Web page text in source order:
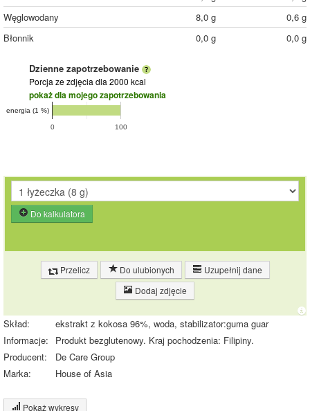
Węglowodany
8,0 g
0,6 g
Błonnik
0,0 g 0,0 g
Dzienne zapotrzebowanie
Porcja ze zdjęcia dla 2000 kcal
pokaż dla mojego zapotrzebowania
0 100
energia (1 %)
Do kalkulatora
Przelicz Do ulubionych
Uzupełnij dane
Dodaj zdjęcie
Skład:
ekstrakt z kokosa 96%, woda, stabilizator:guma guar
Informacje:
Produkt bezglutenowy. Kraj pochodzenia: Filipiny.
Producent:
De Care Group
Marka:
House of Asia
Pokaż wykresy